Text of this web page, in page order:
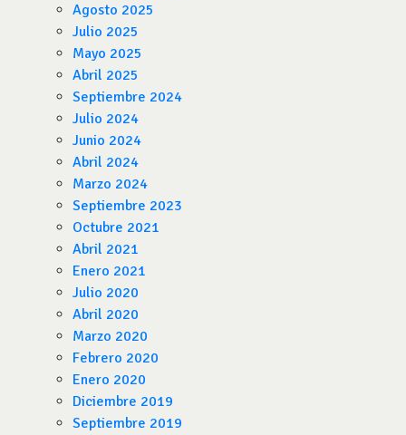
Agosto 2025
Julio 2025
Mayo 2025
Abril 2025
Septiembre 2024
Julio 2024
Junio 2024
Abril 2024
Marzo 2024
Septiembre 2023
Octubre 2021
Abril 2021
Enero 2021
Julio 2020
Abril 2020
Marzo 2020
Febrero 2020
Enero 2020
Diciembre 2019
Septiembre 2019